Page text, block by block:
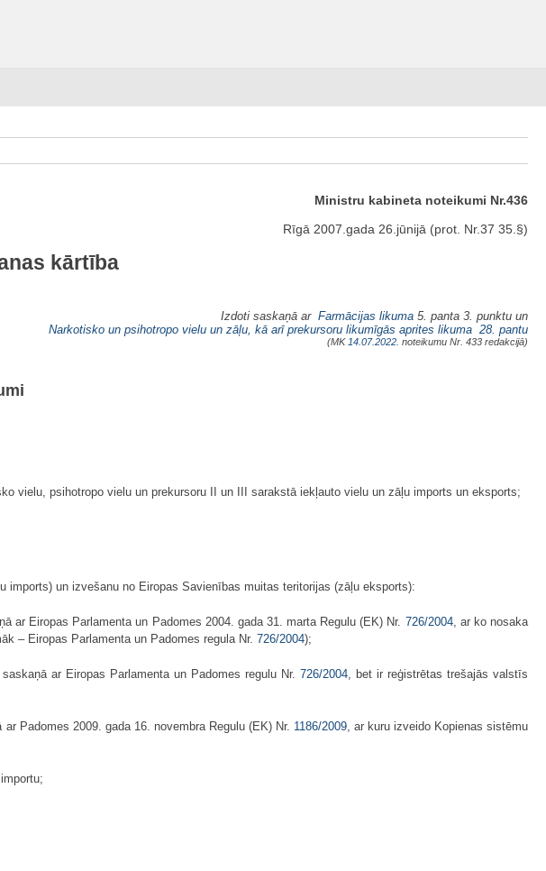
Ministru kabineta noteikumi Nr.436
Rīgā 2007.gada 26.jūnijā (prot. Nr.37 35.§)
kārtība
Izdoti saskaņā ar Farmācijas likuma 5. panta 3. punktu un
Narkotisko un psihotropo vielu un zāļu, kā arī prekursoru likumīgās aprites likuma 28. pantu
(MK 14.07.2022. noteikumu Nr. 433 redakcijā)
vielu, psihotropo vielu un prekursoru II un III sarakstā iekļauto vielu un zāļu imports un eksports;
un izvešanu no Eiropas Savienības muitas teritorijas (zāļu eksports):
Eiropas Parlamenta un Padomes 2004. gada 31. marta Regulu (EK) Nr. 726/2004, ar ko nosaka
– Eiropas Parlamenta un Padomes regula Nr. 726/2004);
ar Eiropas Parlamenta un Padomes regulu Nr. 726/2004, bet ir reģistrētas trešajās valstīs
Padomes 2009. gada 16. novembra Regulu (EK) Nr. 1186/2009, ar kuru izveido Kopienas sistēmu